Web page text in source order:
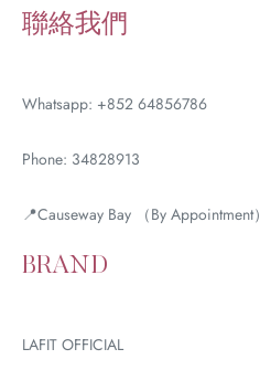
聯絡我們
Whatsapp: +852 64856786
Phone: 34828913
📍Causeway Bay （By Appointment）
BRAND
LAFIT OFFICIAL